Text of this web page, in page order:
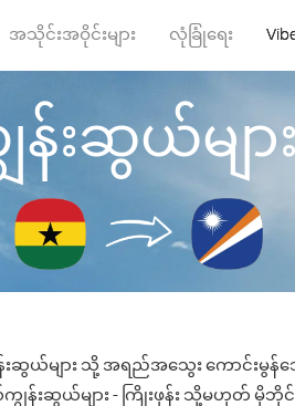
အသိုင်းအဝိုင်းများ လုံခြုံရေး
န်းဆွယ်မျ
းဆွယ်များ သို့ အရည်အသွေး ကောင်းမွန်
ကျွန်းဆွယ်များ - ကြိုးဖုန်း သို့မဟုတ် မို